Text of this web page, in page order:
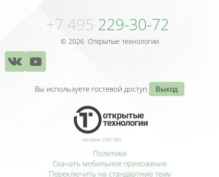
+7 495 229-30-72
© 2026 Открытые технологии
Вы используете гостевой доступ Выход
На базе СЭО 3KL
Политики
Скачать мобильное приложение
Переключить на стандартную тему